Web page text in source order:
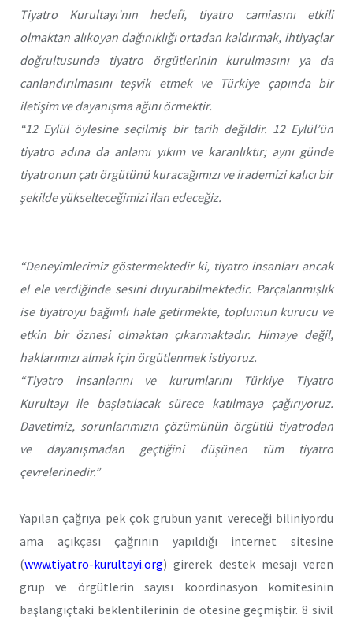
Tiyatro Kurultayı’nın hedefi, tiyatro camiasını etkili
olmaktan alıkoyan dağınıklığı ortadan kaldırmak, ihtiyaçlar
doğrultusunda tiyatro örgütlerinin kurulmasını ya da
canlandırılmasını teşvik etmek ve Türkiye çapında bir
iletişim ve dayanışma ağını örmektir.
“12 Eylül öylesine seçilmiş bir tarih değildir. 12 Eylül’ün
tiyatro adına da anlamı yıkım ve karanlıktır; aynı günde
tiyatronun çatı örgütünü kuracağımızı ve irademizi kalıcı bir
şekilde yükselteceğimizi ilan edeceğiz.
“Deneyimlerimiz göstermektedir ki, tiyatro insanları ancak
el ele verdiğinde sesini duyurabilmektedir. Parçalanmışlık
ise tiyatroyu bağımlı hale getirmekte, toplumun kurucu ve
etkin bir öznesi olmaktan çıkarmaktadır. Himaye değil,
haklarımızı almak için örgütlenmek istiyoruz.
“Tiyatro insanlarını ve kurumlarını Türkiye Tiyatro
Kurultayı ile başlatılacak sürece katılmaya çağırıyoruz.
Davetimiz, sorunlarımızın çözümünün örgütlü tiyatrodan
ve dayanışmadan geçtiğini düşünen tüm tiyatro
çevrelerinedir.”
Yapılan çağrıya pek çok grubun yanıt vereceği biliniyordu
ama açıkçası çağrının yapıldığı internet sitesine
(www.tiyatro-kurultayi.org) girerek destek mesajı veren
grup ve örgütlerin sayısı koordinasyon komitesinin
başlangıçtaki beklentilerinin de ötesine geçmiştir. 8 sivil